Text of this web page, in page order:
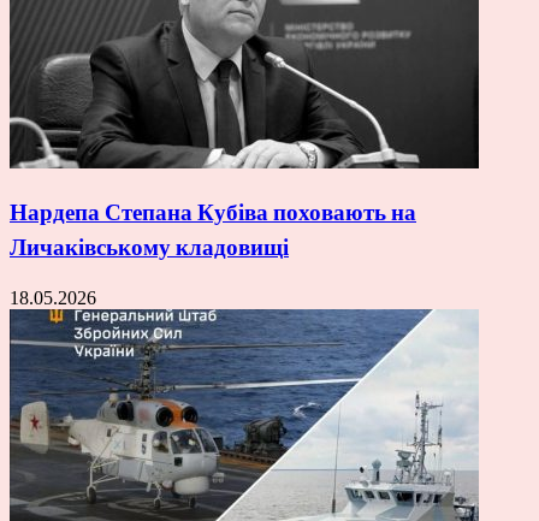
Нардепа Степана Кубіва поховають на
Личаківському кладовищі
18.05.2026